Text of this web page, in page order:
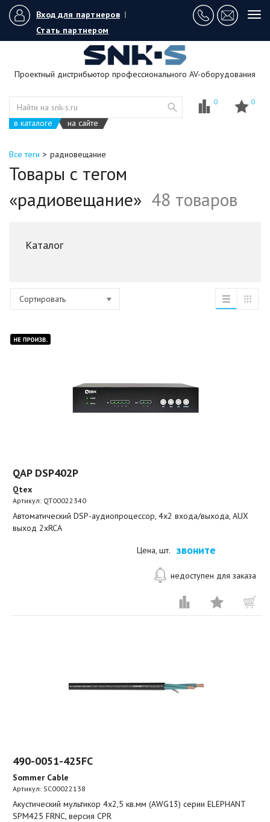
Вход для партнеров |
Стать партнером
Проектный дистрибьютор профессионального AV-оборудования
в каталоге на сайте
0 0
Все теги радиовещание
Товары с тегом
«радиовещание» 48 товаров
Каталог
Сортировать
QAP DSP402P
Qtex
Артикул: QT00022340
Автоматический DSP-аудиопроцессор, 4х2 входа/выхода, AUX
выход 2xRCA
Цена, шт. звоните
недоступен для заказа
490-0051-425FC
Sommer Cable
Артикул: SC00022138
Акустический мультикор 4х2,5 кв.мм (AWG13) серии ELEPHANT
SPM425 FRNC, версия CPR